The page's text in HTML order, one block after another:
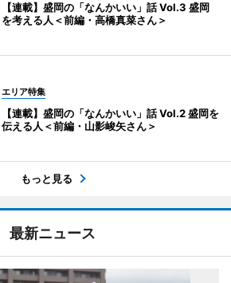
【連載】盛岡の「なんかいい」話 Vol.3 盛岡
を考える人＜前編・高橋真菜さん＞
エリア特集
【連載】盛岡の「なんかいい」話 Vol.2 盛岡を
伝える人＜前編・山影峻矢さん＞
もっと見る
最新ニュース